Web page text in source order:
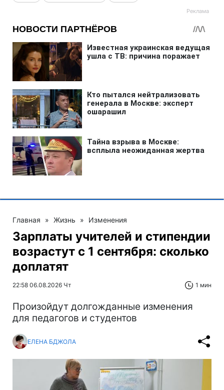
Главная » Жизнь » Изменения
Зарплаты учителей и стипендии
возрастут с 1 сентября: сколько
доплатят
22:58 06.08.2026 Чт 1 мин
Произойдут долгожданные изменения
для педагогов и студентов
ЕЛЕНА БДЖОЛА